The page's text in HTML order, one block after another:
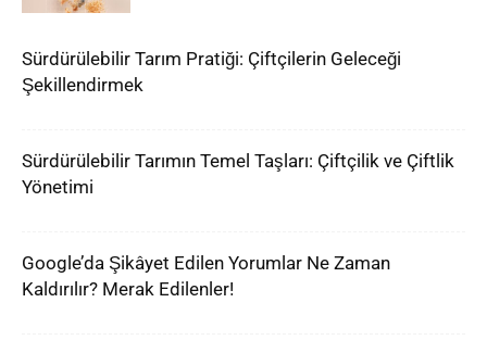
Sürdürülebilir Tarım Pratiği: Çiftçilerin Geleceği
Şekillendirmek
Sürdürülebilir Tarımın Temel Taşları: Çiftçilik ve Çiftlik
Yönetimi
Google’da Şikâyet Edilen Yorumlar Ne Zaman
Kaldırılır? Merak Edilenler!